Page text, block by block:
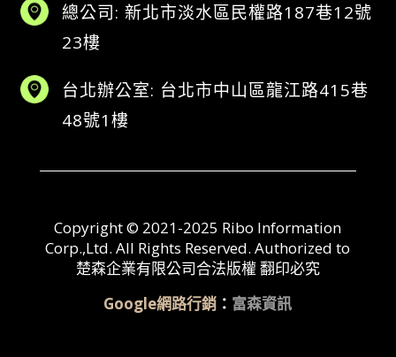
總公司: 新北市淡水區民權路187巷12號
23樓
台北辦公室: 台北市中山區龍江路415巷
48號1樓
Copyright © 2021-2025 Ribo Information
Corp.,Ltd. All Rights Reserved. Authorized to
楚森企業有限公司合法版權 翻印必究
Google網路行銷 ： 富森資訊